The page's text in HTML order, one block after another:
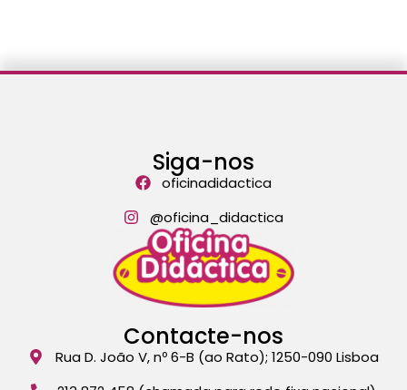
Siga-nos
oficinadidactica
@oficina_didactica
Contacte-nos
Rua D. João V, nº 6-B (ao Rato); 1250-090 Lisboa